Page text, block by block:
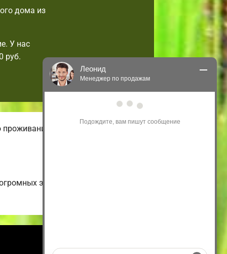
дома из
У нас
руб.
В нашем онлайн-
энергоэффективных
Леонид
Менеджер по продажам
Здравствуйте! Я могу
акциям и проектам.